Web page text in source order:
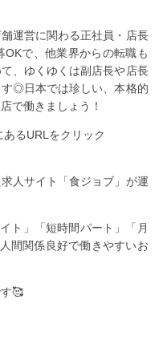
運営に関わる正社員・店長
で、他業界からの転職も
、ゆくゆくは副店長や店長
◎日本では珍しい、本格的
で働きましょう！
るURLをクリック
人サイト「食ジョブ」が運
ト」「短時間パート」「月
間関係良好で働きやすいお
🥰